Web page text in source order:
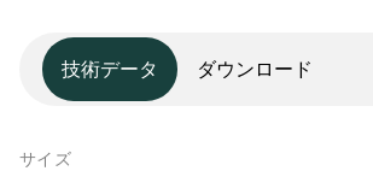
技術データ ダウンロード
サイズ